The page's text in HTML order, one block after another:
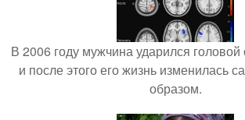
В 2006 году мужчина ударился
и после этого его жизнь изменилась
образом.